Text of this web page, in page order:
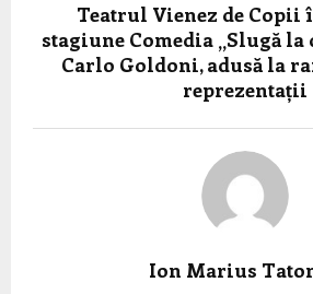
Teatrul Vienez de Copii
stagiune Comedia „Slugă la
Carlo Goldoni, adusă la
reprezentații
Ion Marius